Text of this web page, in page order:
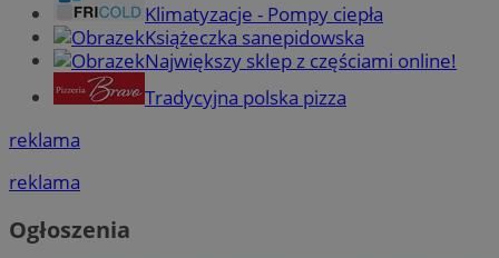
Klimatyzacje - Pompy ciepła
Książeczka sanepidowska
Największy sklep z częściami online!
Tradycyjna polska pizza
reklama
reklama
Ogłoszenia